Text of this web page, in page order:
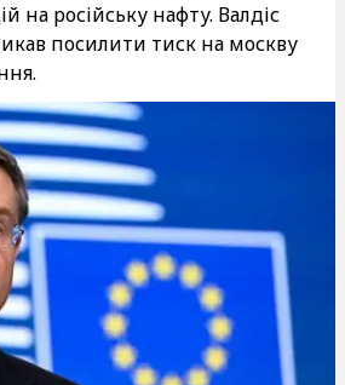
на російську нафту. Валдіс
посилити тиск на москву